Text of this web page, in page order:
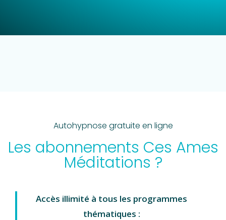
Autohypnose gratuite en ligne
Les abonnements Ces Ames
Méditations ?
Accès illimité à tous les programmes
thématiques :